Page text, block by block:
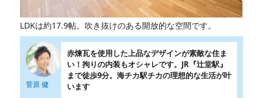
LDKは約17.9帖。吹き抜けのある開放的な空間です。
菅原 健
赤煉瓦を使用した上品なデザインが素敵な住ま
い！拘りの内装もオシャレです。JR『辻堂駅』
まで徒歩9分。海チカ駅チカの理想的な生活が叶
います